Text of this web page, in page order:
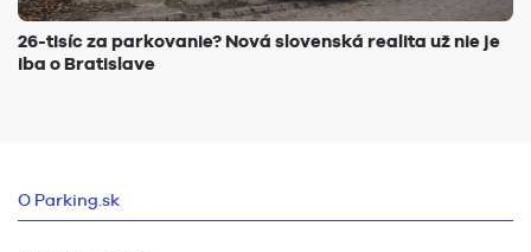
26-tisíc za parkovanie? Nová slovenská realita už nie je
iba o Bratislave
O Parking.sk